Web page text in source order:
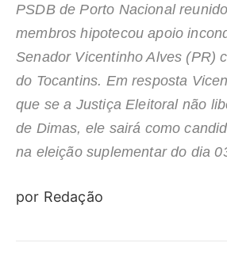
PSDB de Porto Nacional
membros hipotecou apoio
Senador Vicentinho Alves (PR)
do Tocantins. Em resposta
que se a Justiça Eleitoral não
de Dimas, ele sairá como
na eleição suplementar do dia
por Redação